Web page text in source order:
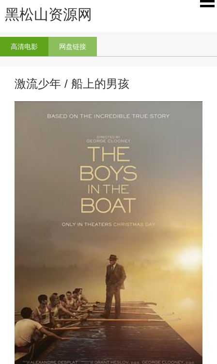
黑松山资源网
高清电影 网盘链接
激流少年 / 船上的男孩